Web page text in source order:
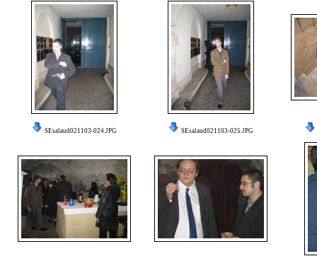
SEsalaud021103-024.JPG SEsalaud021103-025.JPG